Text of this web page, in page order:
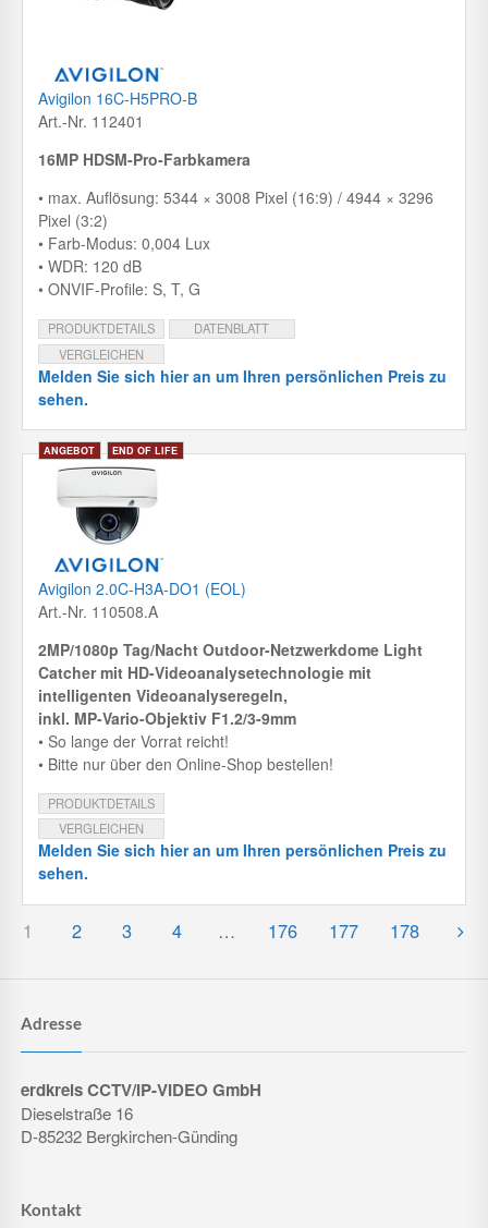
Avigilon 16C-H5PRO-B
Art.-Nr. 112401
16MP HDSM-Pro-Farbkamera
• max. Auflösung: 5344 × 3008 Pixel (16:9) / 4944 × 3296
Pixel (3:2)
• Farb-Modus: 0,004 Lux
• WDR: 120 dB
• ONVIF-Profile: S, T, G
PRODUKTDETAILS
DATENBLATT
VERGLEICHEN
Melden Sie sich hier an um Ihren persönlichen Preis zu
sehen.
Avigilon 2.0C-H3A-DO1 (EOL)
Art.-Nr. 110508.A
2MP/1080p Tag/Nacht Outdoor-Netzwerkdome Light
Catcher mit HD-Videoanalysetechnologie mit
intelligenten Videoanalyseregeln,
inkl. MP-Vario-Objektiv F1.2/3-9mm
• So lange der Vorrat reicht!
• Bitte nur über den Online-Shop bestellen!
PRODUKTDETAILS
VERGLEICHEN
Melden Sie sich hier an um Ihren persönlichen Preis zu
sehen.
1 2 3 4 … 176 177 178
Adresse
erdkreis CCTV/IP-VIDEO GmbH
Dieselstraße 16
D-85232 Bergkirchen-Günding
Kontakt